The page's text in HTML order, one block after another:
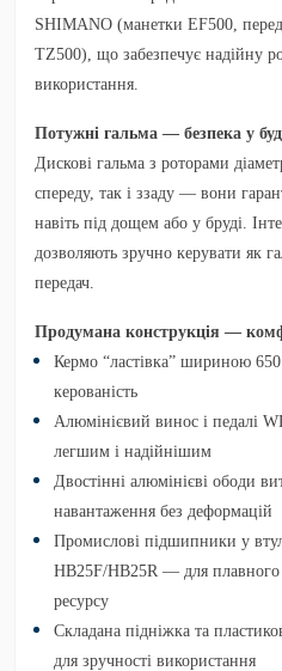
SHIMANO (манетки EF500,
TZ500), що забезпечує надійну
використання.
Потужні гальма — безпека у
Дискові гальма з роторами
спереду, так і ззаду — вони
навіть під дощем або у бруді.
дозволяють зручно керувати як
передач.
Продумана конструкція —
Кермо “ластівка” шириною
керованість
Алюмінієвий винос і педалі
легшим і надійнішим
Двостінні алюмінієві ободи
навантаження без деформацій
Промислові підшипники у
HB25F/HB25R — для плавного
ресурсу
Складана підніжка та
для зручності використання